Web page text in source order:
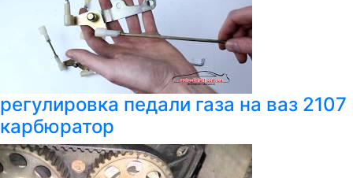
регулировка педали газа на ваз 2107
карбюратор